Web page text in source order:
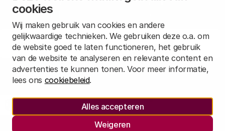
cookies
Wij maken gebruik van cookies en andere
gelijkwaardige technieken. We gebruiken deze o.a. om
de website goed te laten functioneren, het gebruik
van de website te analyseren en relevante content en
advertenties te kunnen tonen. Voor meer informatie,
lees ons cookiebeleid.
Alles accepteren
Weigeren
onderzoek met apen.
In plaats van zoeken naar één-op- één-
alternatieven, zouden we moeten zoeken naar hele
andere manieren om veiligheid en gezondheid te
onderzoeken. Niet door een serie dierproeven die
gebruik van data van mensen in hun dagelijkse
omgeving te analyseren. Dit wordt proefdiervrije
nieuws? Laat dan uw mailadres achter.
Aanmelden
Lees inonze privacyverklaringhoe wij deze gegevens verwerken.
Sociale media
Rathenau Mastodon
Rathenau LinkedIn
Rathenau Instagram